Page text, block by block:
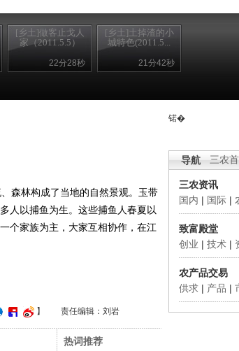
[乡土]做客止戈人
家（2011.5.5）
22分28秒
[乡土]土掉渣的小
城特色(2011.5...
21分42秒
锘�
三农
导航
三农资讯
国内 | 国际 |
致富殿堂
创业 | 技术 |
农产品交易
供求 | 产品 |
森林构成了当地的自然景观。玉带
人以捕鱼为生。这些捕鱼人春夏以
个家族为主，大家互相协作，在江
】 责任编辑：刘岩
热词推荐